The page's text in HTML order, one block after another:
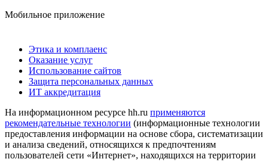
Мобильное приложение
Этика и комплаенс
Оказание услуг
Использование сайтов
Защита персональных данных
ИТ аккредитация
На информационном ресурсе hh.ru применяются
рекомендательные технологии (информационные технологии
предоставления информации на основе сбора, систематизации
и анализа сведений, относящихся к предпочтениям
пользователей сети «Интернет», находящихся на территории